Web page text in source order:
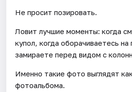
Не просит позировать.
Ловит лучшие моменты: когда
купол, когда оборачиваетесь на
замираете перед видом с
Именно такие фото выглядят
фотоальбома.